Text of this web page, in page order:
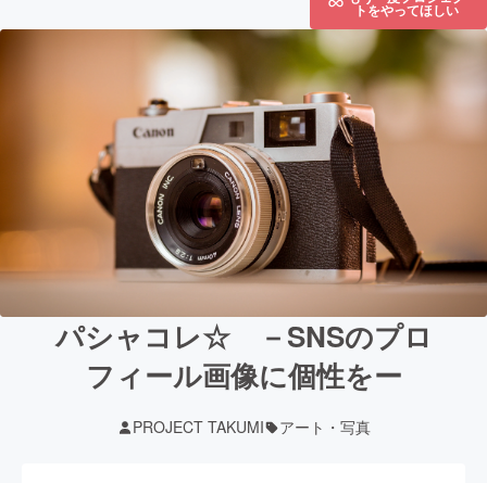
トをやってほしい
パシャコレ☆ －SNSのプロ
フィール画像に個性をー
PROJECT TAKUMI アート・写真